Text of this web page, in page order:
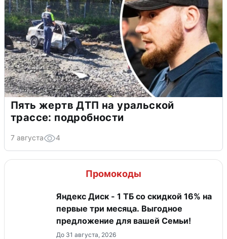
Пять жертв ДТП на уральской
трассе: подробности
7 августа 4
Промокоды
Яндекс Диск - 1 ТБ со скидкой 16% на
первые три месяца. Выгодное
предложение для вашей Семьи!
До 31 августа, 2026